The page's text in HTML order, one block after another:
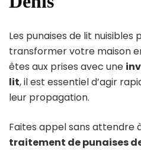
Les punaises de lit
transformer votre maison
êtes aux prises avec une
lit, il est essentiel d’agir
leur propagation.
Faites appel sans attendre
traitement de punaises